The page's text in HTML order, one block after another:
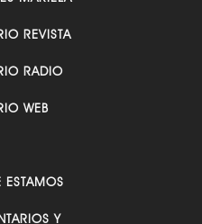
REVISTA
RADIO
WEB
ESTAMOS
Y